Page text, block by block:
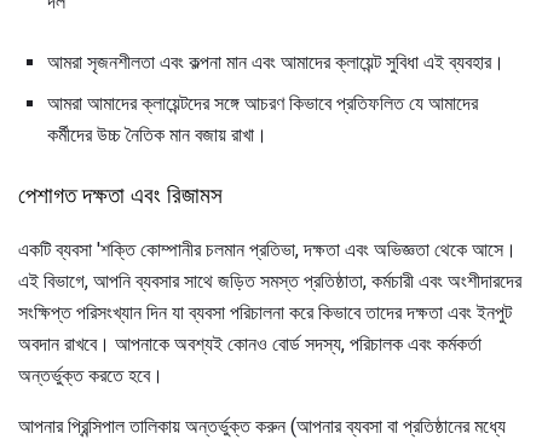
আমরা সৃজনশীলতা এবং কল্পনা মান এবং আমাদের ক্লায়েন্ট সুবিধা এই ব্যবহার।
আমরা আমাদের ক্লায়েন্টদের সঙ্গে আচরণ কিভাবে প্রতিফলিত যে আমাদের
কর্মীদের উচ্চ নৈতিক মান বজায় রাখা।
পেশাগত দক্ষতা এবং রিজামস
একটি ব্যবসা 'শক্তি কোম্পানীর চলমান প্রতিভা, দক্ষতা এবং অভিজ্ঞতা থেকে আসে।
এই বিভাগে, আপনি ব্যবসার সাথে জড়িত সমস্ত প্রতিষ্ঠাতা, কর্মচারী এবং অংশীদারদের
সংক্ষিপ্ত পরিসংখ্যান দিন যা ব্যবসা পরিচালনা করে কিভাবে তাদের দক্ষতা এবং ইনপুট
অবদান রাখবে। আপনাকে অবশ্যই কোনও বোর্ড সদস্য, পরিচালক এবং কর্মকর্তা
অন্তর্ভুক্ত করতে হবে।
আপনার প্রিন্সিপাল তালিকায় অন্তর্ভুক্ত করুন (আপনার ব্যবসা বা প্রতিষ্ঠানের মধ্যে